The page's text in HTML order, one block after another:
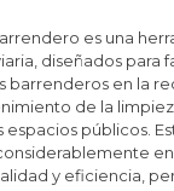
es una
diseñados para
barrenderos en la
de la
espacios públicos.
y eficiencia,